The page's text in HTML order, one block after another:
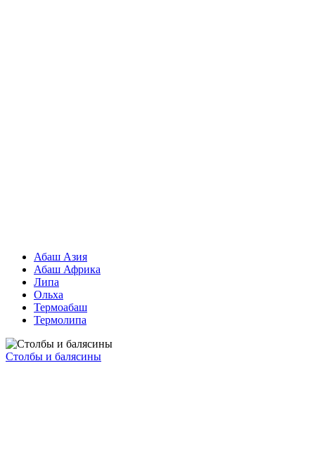
Абаш Азия
Абаш Африка
Липа
Ольха
Термоабаш
Термолипа
Столбы и балясины